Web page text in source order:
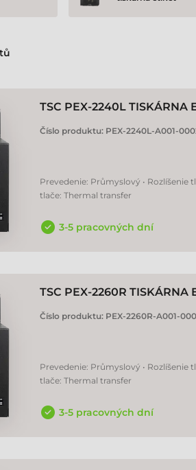
TSC PEX-2240L TISKÁRNA
Číslo produktu: PEX-2240L-A001-
Prevedenie: Průmyslový • Rozlíšenie
tlače: Thermal transfer
3-5 pracovných dní
TSC PEX-2260R TISKÁRNA
Číslo produktu: PEX-2260R-A001-
Prevedenie: Průmyslový • Rozlíšenie
tlače: Thermal transfer
3-5 pracovných dní